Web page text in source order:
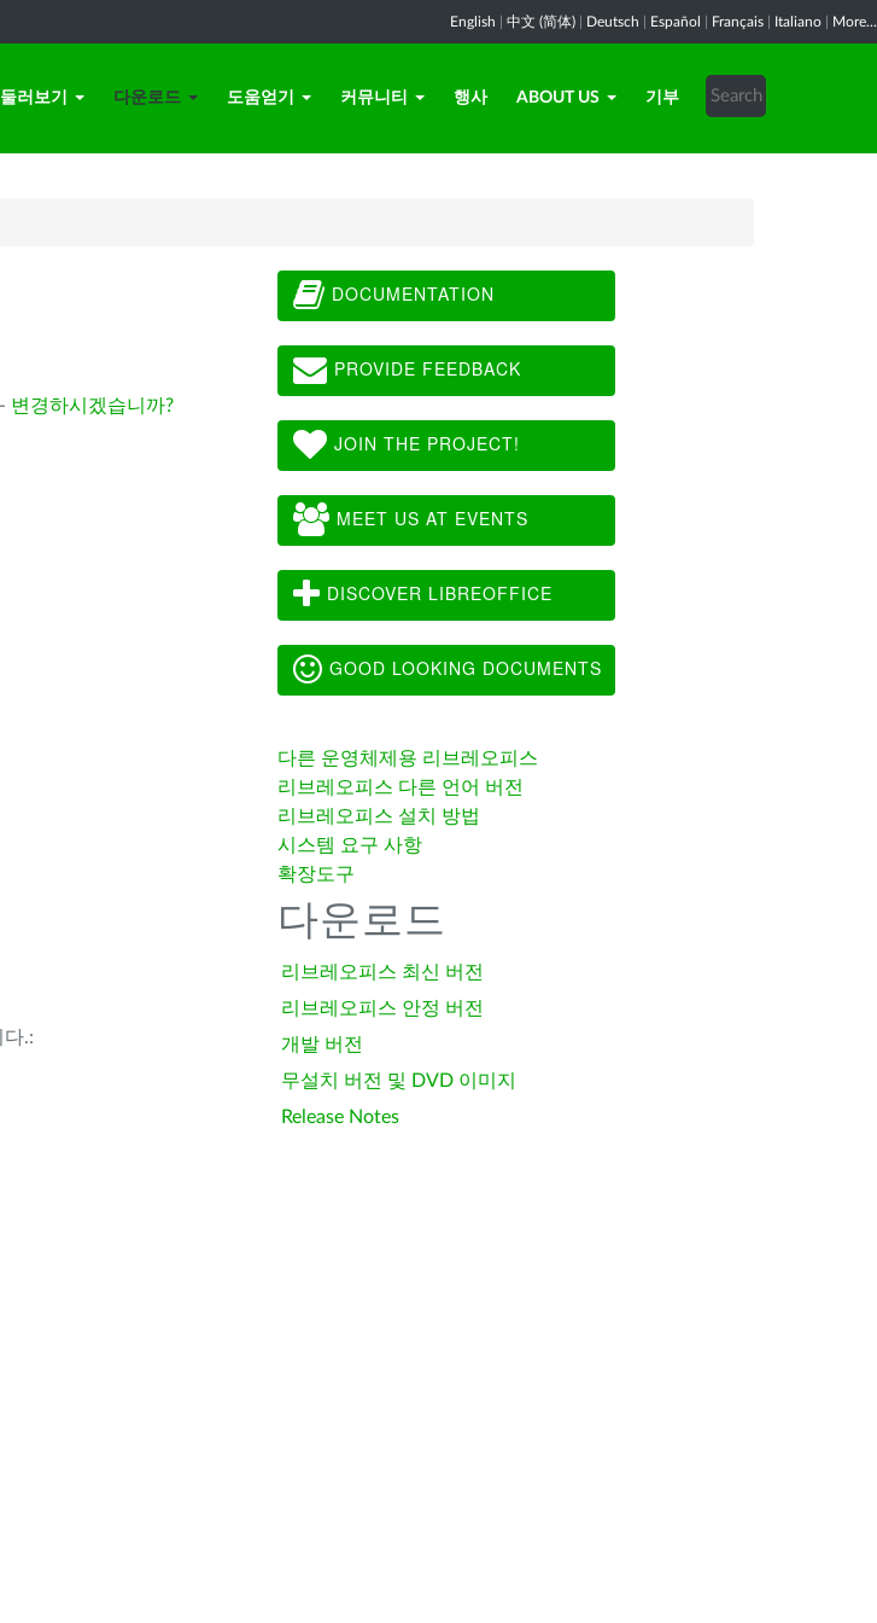
English 中文 (简体) Deutsch Español Français Italiano More...
둘러보기 다운로드 도움얻기 커뮤니티 행사 ABOUT US 기부
변경하시겠습니까?
.:
DOCUMENTATION
PROVIDE FEEDBACK
JOIN THE PROJECT!
MEET US AT EVENTS
DISCOVER LIBREOFFICE
GOOD LOOKING DOCUMENTS
다른 운영체제용 리브레오피스
리브레오피스 다른 언어 버전
리브레오피스 설치 방법
시스템 요구 사항
확장도구
다운로드
리브레오피스 최신 버전
리브레오피스 안정 버전
개발 버전
무설치 버전 및 DVD 이미지
Release Notes